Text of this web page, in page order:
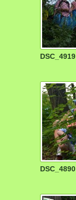
DSC_4919
DSC_4890